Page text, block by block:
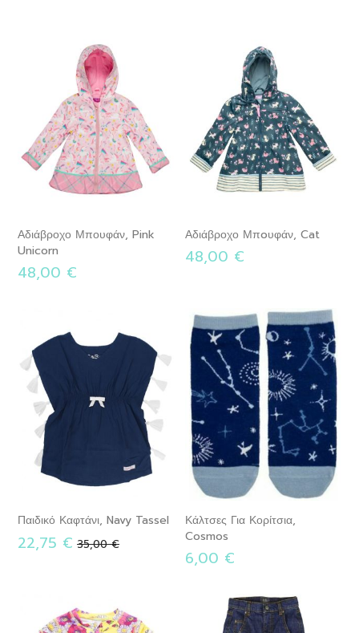
Αδιάβροχο Μπουφάν, Pink
Unicorn
48,00 €
Αδιάβροχο Μπoυφάν, Cat
48,00 €
Παιδικό Καφτάνι, Navy Tassel
22,75 € Κανονική
35,00 €
Κάλτσες Για Κορίτσια,
Cosmos
6,00 €